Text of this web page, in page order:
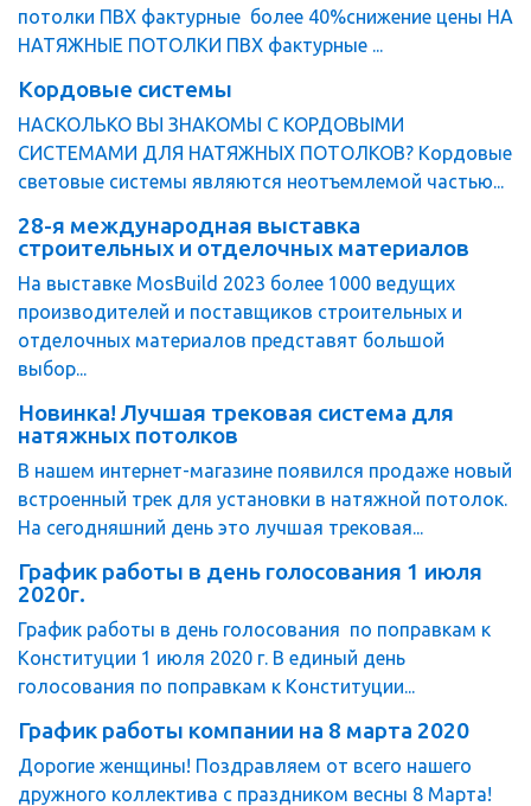
потолки ПВХ фактурные более 40%снижение цены НА
НАТЯЖНЫЕ ПОТОЛКИ ПВХ фактурные ...
Кордовые системы
НАСКОЛЬКО ВЫ ЗНАКОМЫ С КОРДОВЫМИ
СИСТЕМАМИ ДЛЯ НАТЯЖНЫХ ПОТОЛКОВ? Кордовые
световые системы являются неотъемлемой частью...
28-я международная выставка
строительных и отделочных материалов
На выставке MosBuild 2023 более 1000 ведущих
производителей и поставщиков строительных и
отделочных материалов представят большой
выбор...
Новинка! Лучшая трековая система для
натяжных потолков
В нашем интернет-магазине появился продаже новый
встроенный трек для установки в натяжной потолок.
На сегодняшний день это лучшая трековая...
График работы в день голосования 1 июля
2020г.
График работы в день голосования по поправкам к
Конституции 1 июля 2020 г. В единый день
голосования по поправкам к Конституции...
График работы компании на 8 марта 2020
Дорогие женщины! Поздравляем от всего нашего
дружного коллектива с праздником весны 8 Марта!